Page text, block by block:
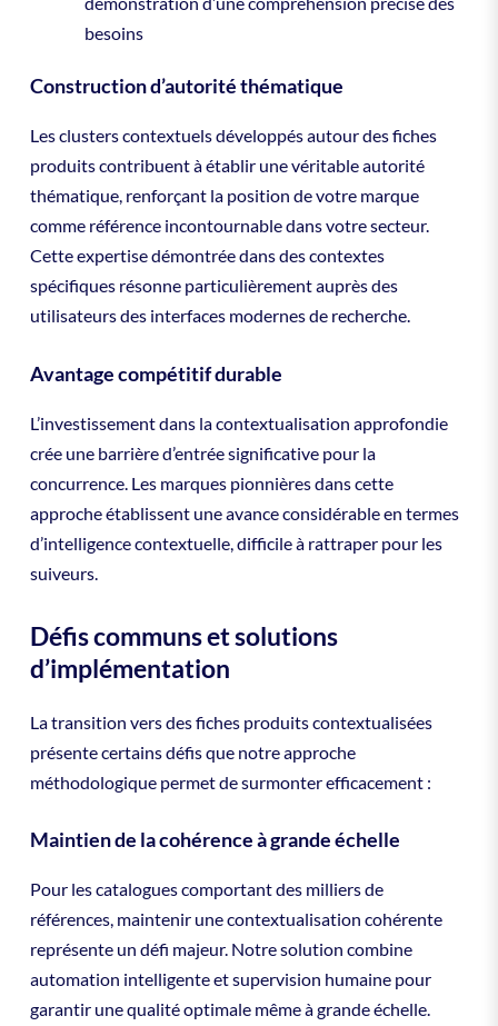
besoins
Construction d’autorité thématique
Les clusters contextuels développés autour des fiches
produits contribuent à établir une véritable autorité
thématique, renforçant la position de votre marque
comme référence incontournable dans votre secteur.
Cette expertise démontrée dans des contextes
spécifiques résonne particulièrement auprès des
utilisateurs des interfaces modernes de recherche.
Avantage compétitif durable
L’investissement dans la contextualisation approfondie
crée une barrière d’entrée significative pour la
concurrence. Les marques pionnières dans cette
approche établissent une avance considérable en termes
d’intelligence contextuelle, difficile à rattraper pour les
suiveurs.
Défis communs et solutions
d’implémentation
La transition vers des fiches produits contextualisées
présente certains défis que notre approche
méthodologique permet de surmonter efficacement :
Maintien de la cohérence à grande échelle
Pour les catalogues comportant des milliers de
références, maintenir une contextualisation cohérente
représente un défi majeur. Notre solution combine
automation intelligente et supervision humaine pour
garantir une qualité optimale même à grande échelle.